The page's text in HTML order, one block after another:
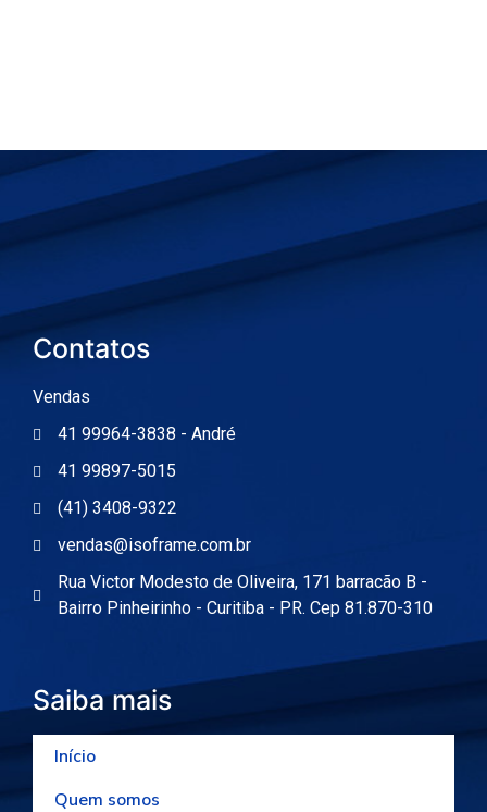
Contatos
Vendas
41 99964-3838 - André
41 99897-5015
(41) 3408-9322
vendas@isoframe.com.br
Rua Victor Modesto de Oliveira, 171 barracão B -
Bairro Pinheirinho - Curitiba - PR. Cep 81.870-310
Saiba mais
Início
Quem somos